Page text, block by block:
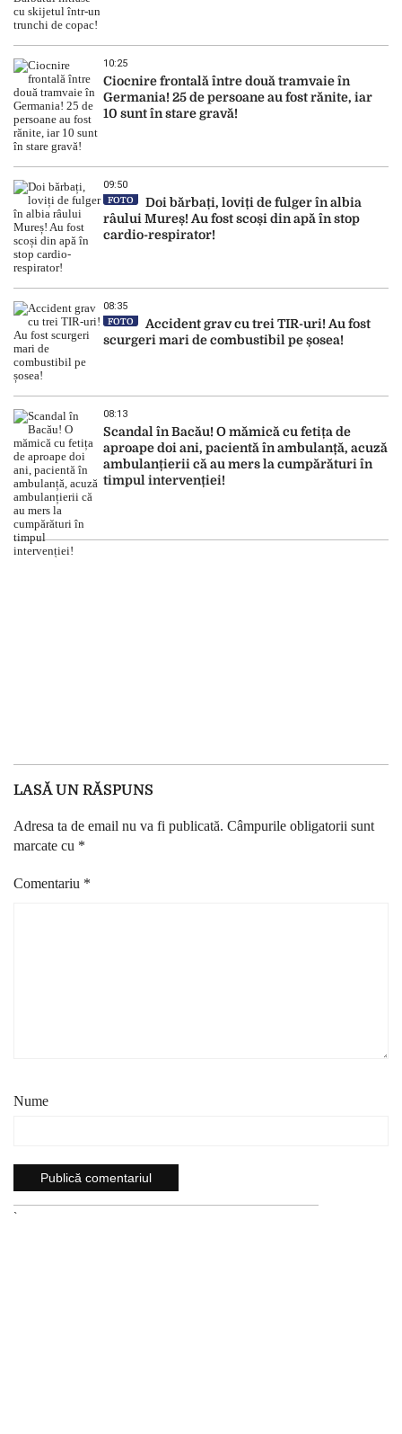
10:25
Ciocnire frontală între două tramvaie în
Germania! 25 de persoane au fost rănite, iar
10 sunt în stare gravă!
09:50
FOTO
Doi bărbați, loviți de fulger în albia
râului Mureș! Au fost scoși din apă în stop
cardio-respirator!
08:35
FOTO
Accident grav cu trei TIR-uri! Au fost
scurgeri mari de combustibil pe șosea!
08:13
Scandal în Bacău! O mămică cu fetița de
aproape doi ani, pacientă în ambulanță, acuză
ambulanțierii că au mers la cumpărături în
timpul intervenției!
LASĂ UN RĂSPUNS
Adresa ta de email nu va fi publicată. Câmpurile obligatorii sunt
marcate cu *
Comentariu *
Nume
`